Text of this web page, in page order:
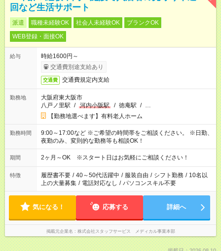
回など生活サポート
派遣 職種未経験OK 社会人未経験OK
ブランクOK
WEB登録・面接OK
給与
時給1600円～
交通費別途支給あり
交通費 交通費規定内支給
勤務地
大阪府東大阪市
八戸ノ里駅 / 河内小阪駅 / 徳庵駅 / …
【勤務地選べます】有料老人ホーム
勤務時間
9:00～17:00など ※ご希望の時間帯をご相談ください。 ※日勤、
夜勤のみ、変則的な勤務等も相談OK！
期間 2ヶ月～OK ※スタート日はお気軽にご相談ください！
特徴 履歴書不要 / 40～50代活躍中 / 服装自由 / シフト勤務 / 10名以
上の大量募集 / 電話対応なし / パソコンスキル不要
気になる！ 応募する 詳細へ
掲載元企業名 株式会社スタッフサービス メディカル事業本部